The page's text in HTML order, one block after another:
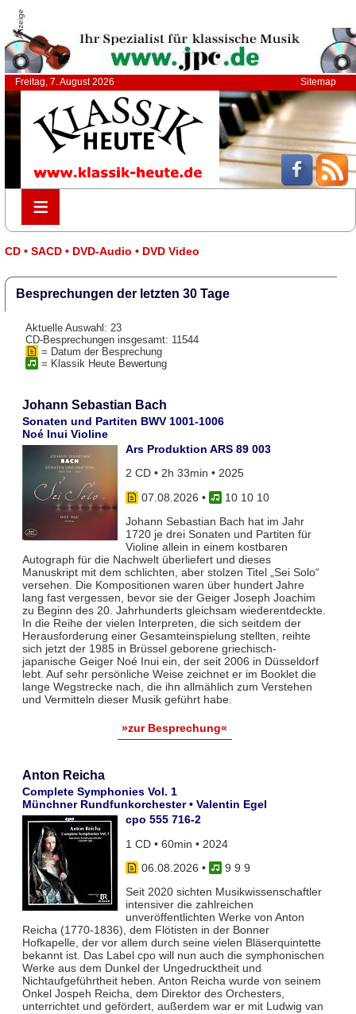
Anzeige
Freitag, 7. August 2026 Sitemap
≡
≡
CD • SACD • DVD-Audio • DVD Video
Besprechungen der letzten 30 Tage
Aktuelle Auswahl: 23
CD-Besprechungen insgesamt: 11544
= Datum der Besprechung
= Klassik Heute Bewertung
Johann Sebastian Bach
Sonaten und Partiten BWV 1001-1006
Noé Inui Violine
Ars Produktion ARS 89 003
2 CD • 2h 33min • 2025
07.08.2026 •
10 10 10
Johann Sebastian Bach hat im Jahr
1720 je drei Sonaten und Partiten für
Violine allein in einem kostbaren
Autograph für die Nachwelt überliefert und dieses
Manuskript mit dem schlichten, aber stolzen Titel „Sei Solo“
versehen. Die Kompositionen waren über hundert Jahre
lang fast vergessen, bevor sie der Geiger Joseph Joachim
zu Beginn des 20. Jahrhunderts gleichsam wiederentdeckte.
In die Reihe der vielen Interpreten, die sich seitdem der
Herausforderung einer Gesamteinspielung stellten, reihte
sich jetzt der 1985 in Brüssel geborene griechisch-
japanische Geiger Noé Inui ein, der seit 2006 in Düsseldorf
lebt. Auf sehr persönliche Weise zeichnet er im Booklet die
lange Wegstrecke nach, die ihn allmählich zum Verstehen
und Vermitteln dieser Musik geführt habe.
»zur Besprechung«
Anton Reicha
Complete Symphonies Vol. 1
Münchner Rundfunkorchester • Valentin Egel
cpo 555 716-2
1 CD • 60min • 2024
06.08.2026 •
9 9 9
Seit 2020 sichten Musikwissenschaftler
intensiver die zahlreichen
unveröffentlichten Werke von Anton
Reicha (1770-1836), dem Flötisten in der Bonner
Hofkapelle, der vor allem durch seine vielen Bläserquintette
bekannt ist. Das Label cpo will nun auch die symphonischen
Werke aus dem Dunkel der Ungedrucktheit und
Nichtaufgeführtheit heben. Anton Reicha wurde von seinem
Onkel Jospeh Reicha, dem Direktor des Orchesters,
unterrichtet und gefördert, außerdem war er mit Ludwig van